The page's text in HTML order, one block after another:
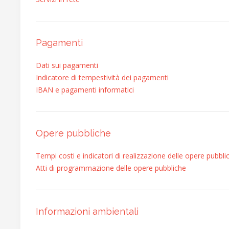
Pagamenti
Dati sui pagamenti
Indicatore di tempestività dei pagamenti
IBAN e pagamenti informatici
Opere pubbliche
Tempi costi e indicatori di realizzazione delle opere
Atti di programmazione delle opere pubbliche
Informazioni ambientali